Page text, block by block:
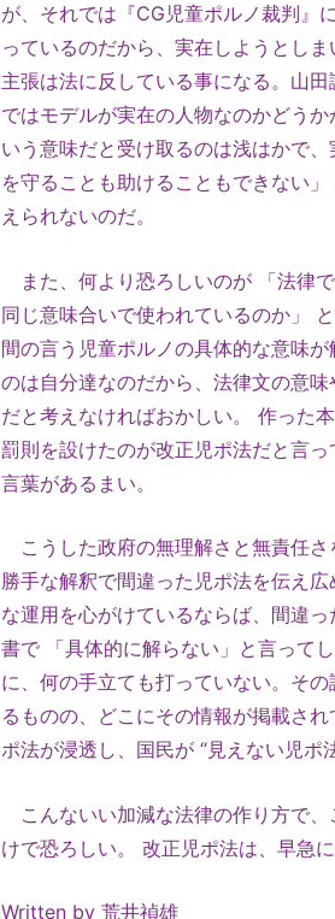
が、それでは『CG児童ポルノ裁判』
っているのだから、実在しようとし
主張は法に反している事になる。山
ではモデルが実在の人物なのかどう
いう意味だと受け取るのは浅はかで
を守ることも助けることもできない
えられないのだ。
また、何より恐ろしいのが 「法律
同じ意味合いで使われているのか」
間の言う児童ポルノの具体的な意味
のは自分達なのだから、法律文の意
だと考えなければおかしい。 作った
罰則を設けたのが改正児ポ法だと言
言葉があるまい。
こうした政府の無理解さと無責任
勝手な解釈で間違った児ポ法を伝え
な運用を心がけているならば、間違
書で 「具体的に解らない」と言って
に、何の手立ても打っていない。そ
るものの、どこにその情報が掲載さ
ポ法が浸透し、国民が “見えない児ポ
こんないい加減な法律の作り方で
けで恐ろしい。 改正児ポ法は、早急
Written by 荒井禎雄